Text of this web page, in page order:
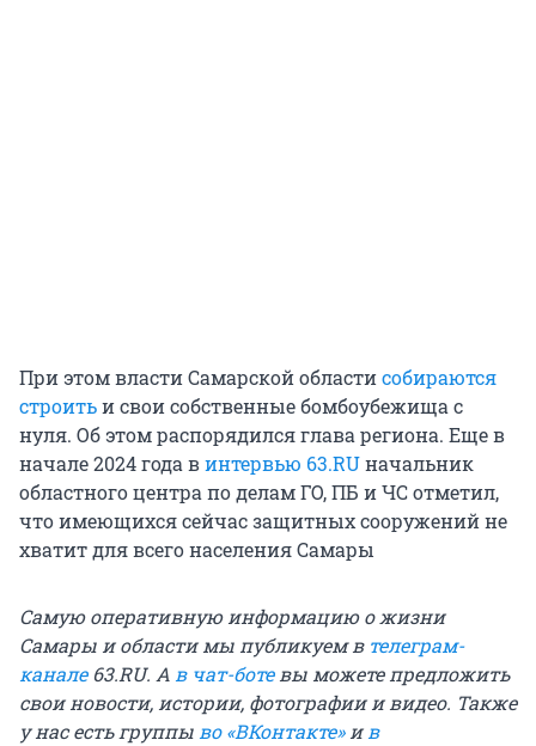
При этом власти Самарской областисобираются
строитьи свои собственные бомбоубежища с
нуля. Об этом распорядился глава региона. Еще в
начале 2024 года винтервью 63.RUначальник
областного центра по делам ГО, ПБ и ЧС отметил,
что имеющихся сейчас защитных сооружений не
хватит для всего населения Самары
Самую оперативную информацию о жизни
Самары и области мы публикуем в телеграм-
канале63.RU. Ав чат-ботевы можете предложить
свои новости, истории, фотографии и видео. Также
у нас есть группыво «ВКонтакте»ив